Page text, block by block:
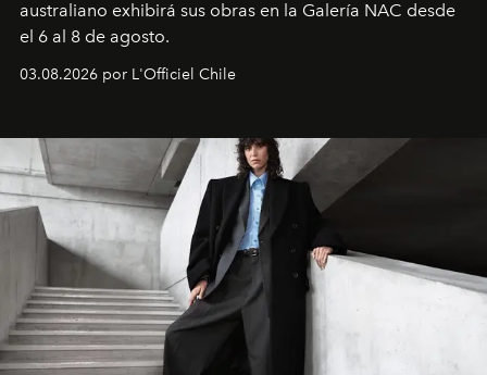
australiano exhibirá sus obras en la Galería NAC desde
el 6 al 8 de agosto.
03.08.2026 por L'Officiel Chile